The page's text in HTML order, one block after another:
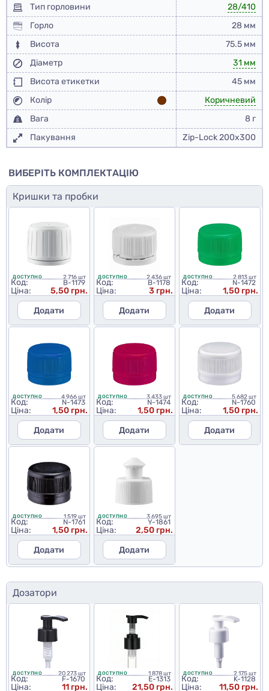
Тип горловини
28/410
Горло
28 мм
Висота
75.5 мм
Діаметр
31 мм
Висота етикетки
45 мм
Колір
Коричневий
Вага
8 г
Пакування
Zip-Lock 200x300
ВИБЕРІТЬ КОМПЛЕКТАЦІЮ
Кришки та пробки
ДОСТУПНО 2 716 шт
Код: B-1179
Ціна:
5,50 грн.
Додати
ДОСТУПНО 2 436 шт
Код: B-1178
Ціна:
3 грн.
Додати
ДОСТУПНО 2 813 шт
Код: N-1472
Ціна:
1,50 грн.
Додати
ДОСТУПНО 4 966 шт
Код: N-1473
Ціна:
1,50 грн.
Додати
ДОСТУПНО 3 433 шт
Код: N-1474
Ціна:
1,50 грн.
Додати
ДОСТУПНО 5 682 шт
Код: N-1760
Ціна:
1,50 грн.
Додати
ДОСТУПНО 1 519 шт
Код: N-1761
Ціна:
1,50 грн.
Додати
ДОСТУПНО 3 695 шт
Код: Y-1861
Ціна:
2,50 грн.
Додати
Дозатори
ДОСТУПНО 20 273 шт
Код: F-1670
Ціна: 11 грн.
ДОСТУПНО 1 878 шт
Код: E-1313
Ціна: 21,50 грн.
ДОСТУПНО 2 175 шт
Код: K-1128
Ціна: 11,50 грн.